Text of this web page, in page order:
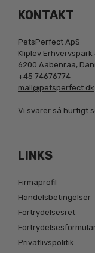
KONTAKT
PetsPerfect ApS
Kliplev Erhvervspark
6200 Aabenraa,
+45 74676774
mail@petsperfect.dk
Vi svarer så hurtigt
LINKS
Firmaprofil
Handelsbetingelser
Fortrydelsesret
Privatlivspolitik